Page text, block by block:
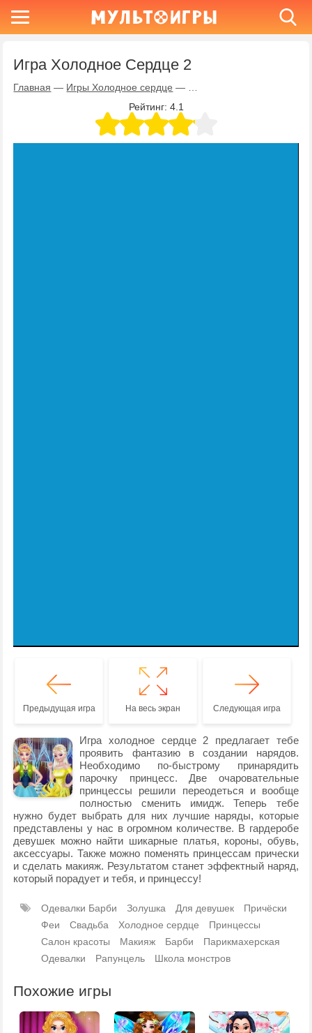
Игра Холодное Сердце 2
Главная — Игры Холодное сердце —
Рейтинг: 4.1
Предыдущая игра На весь экран Следующая игра
Игра холодное сердце 2 предлагает тебе
проявить фантазию в создании нарядов.
Необходимо по-быстрому принарядить
парочку принцесс. Две очаровательные
принцессы решили переодеться и вообще
полностью сменить имидж. Теперь тебе
нужно будет выбрать для них лучшие наряды, которые
представлены у нас в огромном количестве. В гардеробе
девушек можно найти шикарные платья, короны, обувь,
аксессуары. Также можно поменять принцессам прически
и сделать макияж. Результатом станет эффектный наряд,
который порадует и тебя, и принцессу!
Одевалки Барби Золушка Для девушек
Причёски
Феи
Свадьба Холодное сердце
Принцессы
Салон красоты
Макияж Барби
Парикмахерская
Одевалки
Рапунцель Школа монстров
Похожие игры